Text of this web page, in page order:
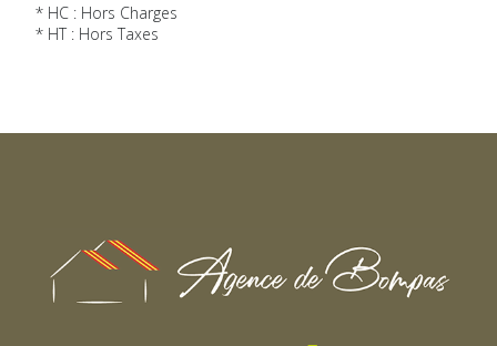
* HC : Hors Charges
* HT : Hors Taxes